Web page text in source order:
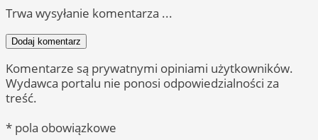
Trwa wysyłanie komentarza ...
Dodaj komentarz
Komentarze są prywatnymi opiniami użytkowników.
Wydawca portalu nie ponosi odpowiedzialności za
treść.
* pola obowiązkowe